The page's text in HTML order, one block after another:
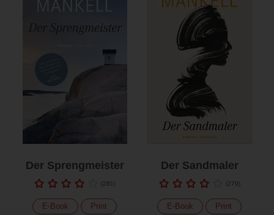
Der Sprengmeister
(281 )
E-Book Print
Der Sandmaler
(279)
E-Book Print